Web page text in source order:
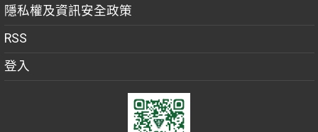
隱私權及資訊安全政策
RSS
登入